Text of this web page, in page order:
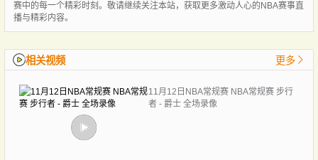
赛中的每一个精彩时刻。敬请继续关注本站，获取更多激动人心的NBA赛事直
播与精彩内容。
相关视频 更多
11月12日NBA常规赛 NBA常规赛 步行
者 - 爵士 全场录像